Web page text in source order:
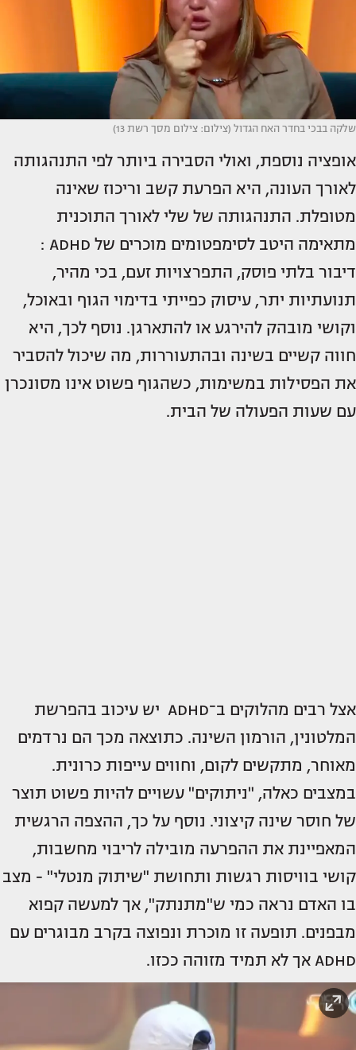
שלקה בבכי בחדר האח הגדול (צילום: צילום מסך רשת 13)
אופציה נוספת, ואולי הסבירה ביותר לפי התנהגותה
לאורך העונה, היא הפרעת קשב וריכוז שאינה
מטופלת. התנהגותה של שלי לאורך התוכנית
מתאימה היטב לסימפטומים מוכרים של ADHD :
דיבור בלתי פוסק, התפרצויות זעם, בכי מהיר,
תנועתיות יתר, עיסוק כפייתי בדימוי הגוף ובאוכל,
וקושי מובהק להירגע או להתארגן. נוסף לכך, היא
חווה קשיים בשינה ובהתעוררות, מה שיכול להסביר
את הפסילות במשימות, כשהגוף פשוט אינו מסונכרן
עם שעות הפעולה של הבית.
אצל רבים מהלוקים ב־ADHD יש עיכוב בהפרשת
המלטונין, הורמון השינה. כתוצאה מכך הם נרדמים
מאוחר, מתקשים לקום, וחווים עייפות כרונית.
במצבים כאלה, "ניתוקים" עשויים להיות פשוט תוצר
של חוסר שינה קיצוני. נוסף על כך, ההצפה הרגשית
המאפיינת את ההפרעה מובילה לריבוי מחשבות,
קושי בוויסות רגשות ותחושת "שיתוק מנטלי" - מצב
בו האדם נראה כמי ש"מתנתק", אך למעשה קפוא
מבפנים. תופעה זו מוכרת ונפוצה בקרב מבוגרים עם
ADHD אך לא תמיד מזוהה ככזו.